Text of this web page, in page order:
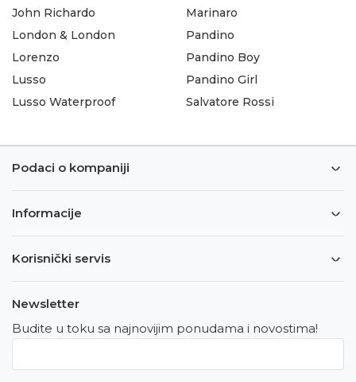
John Richardo
London & London
Lorenzo
Lusso
Lusso Waterproof
Marinaro
Pandino
Pandino Boy
Pandino Girl
Salvatore Rossi
Podaci o kompaniji
Informacije
Korisnički servis
Newsletter
Budite u toku sa najnovijim ponudama i novostima!